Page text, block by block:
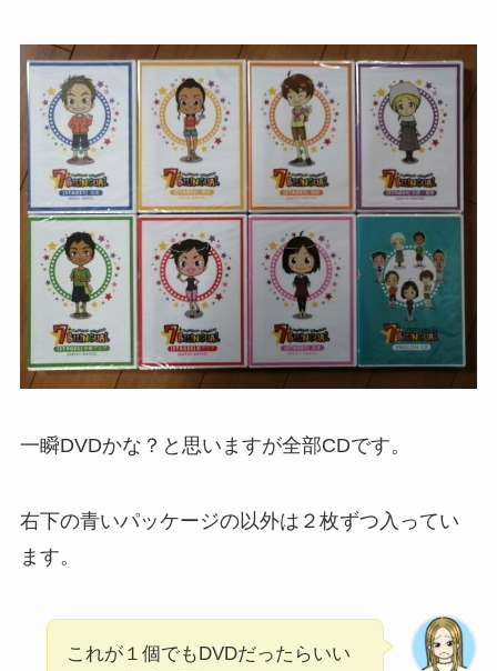
一瞬DVDかな？と思いますが全部CDです。
右下の青いパッケージの以外は２枚ずつ入ってい
ます。
これが１個でもDVDだったらいい